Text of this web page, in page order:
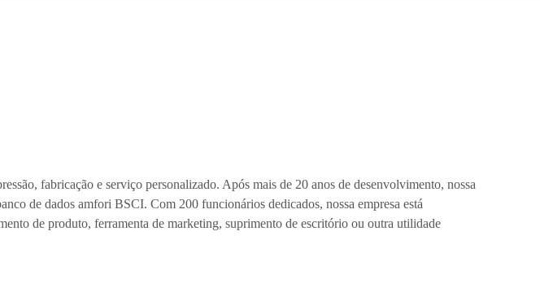
fabricação e serviço personalizado. Após mais de 20 anos de desenvolvimento, nossa
de dados amfori BSCI. Com 200 funcionários dedicados, nossa empresa está
de produto, ferramenta de marketing, suprimento de escritório ou outra utilidade